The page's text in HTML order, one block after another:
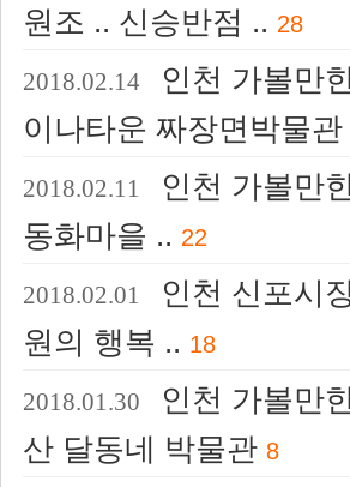
원조 .. 신승반점 .. 28
2018.02.14
인천 가볼만
이나타운 짜장면박물관
2018.02.11
인천 가볼만
동화마을 .. 22
2018.02.01
인천 신포시
원의 행복 .. 18
2018.01.30
인천 가볼만
산 달동네 박물관 8